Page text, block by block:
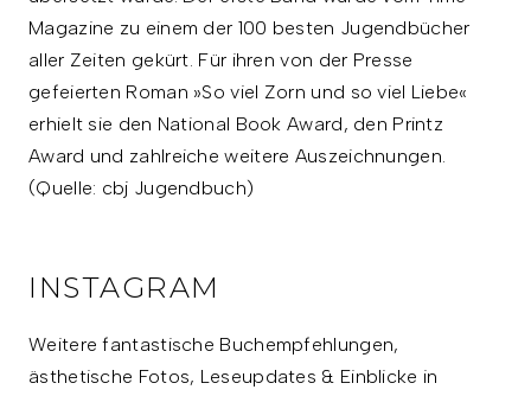
Magazine zu einem der 100 besten Jugendbücher
aller Zeiten gekürt. Für ihren von der Presse
gefeierten Roman »So viel Zorn und so viel Liebe«
erhielt sie den National Book Award, den Printz
Award und zahlreiche weitere Auszeichnungen.
(Quelle: cbj Jugendbuch)
INSTAGRAM
Weitere fantastische Buchempfehlungen,
ästhetische Fotos, Leseupdates & Einblicke in